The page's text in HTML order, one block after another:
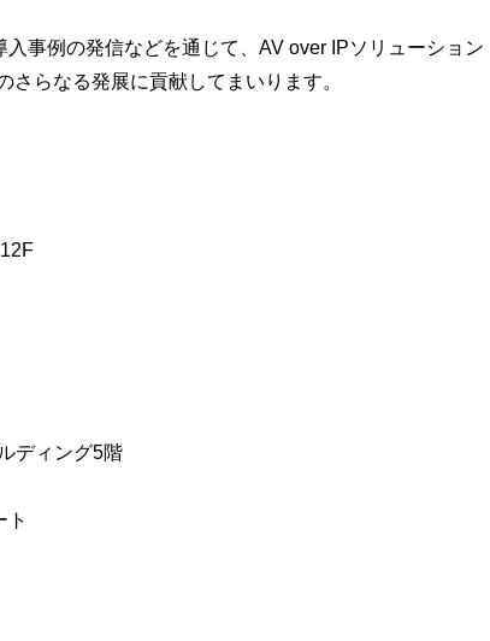
事例の発信などを通じて、AV over IPソリューション
らなる発展に貢献してまいります。
ディング5階
ト